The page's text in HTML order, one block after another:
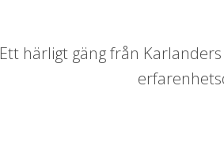
Ett härligt gäng från